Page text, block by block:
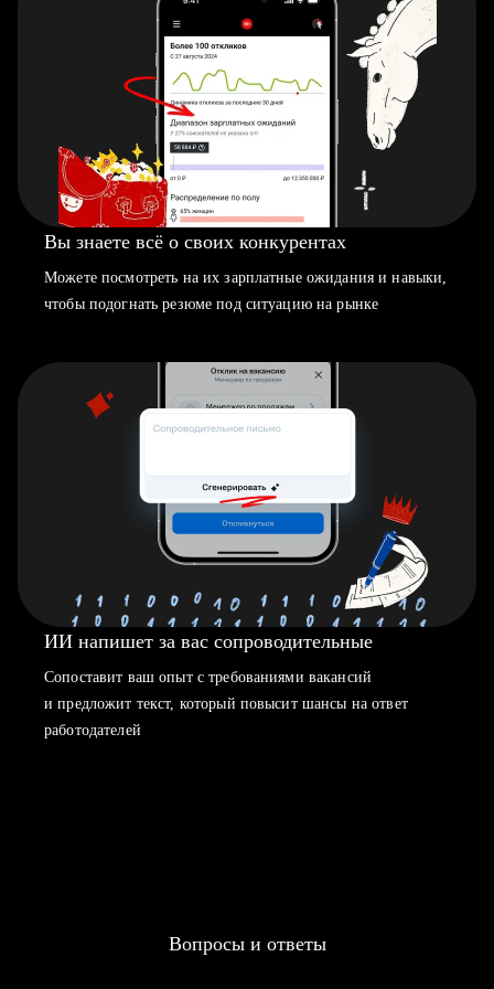
Вы знаете всё о своих конкурентах
Можете посмотреть на их зарплатные ожидания и навыки,
чтобы подогнать резюме под ситуацию на рынке
ИИ напишет за вас сопроводительные
Сопоставит ваш опыт с требованиями вакансий
и предложит текст, который повысит шансы на ответ
работодателей
Вопросы и ответы